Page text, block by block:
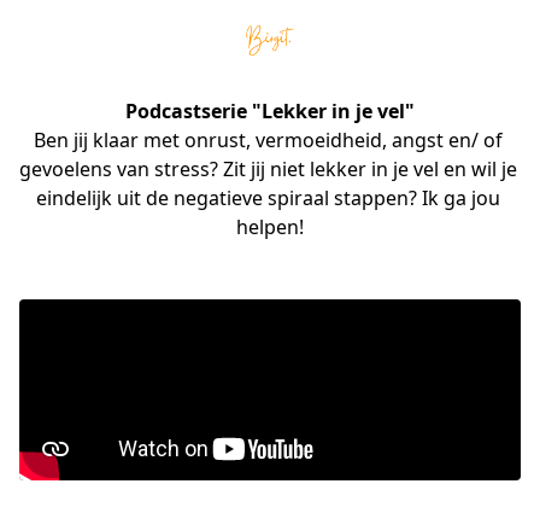
Podcastserie "Lekker in je vel"
Ben jij klaar met onrust, vermoeidheid, angst en/ of
gevoelens van stress? Zit jij niet lekker in je vel en wil je
eindelijk uit de negatieve spiraal stappen? Ik ga jou
helpen!